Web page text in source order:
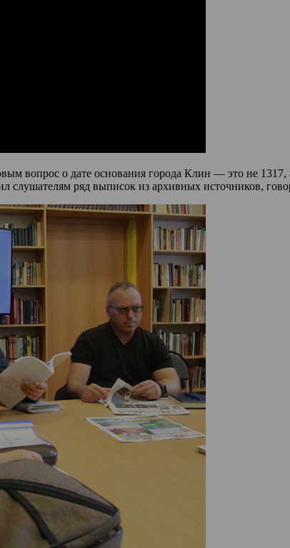
вопрос о дате основания города Клин — это не
слушателям ряд выписок из архивных источников,